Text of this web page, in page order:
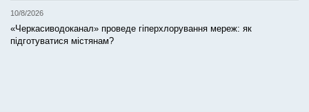
10/8/2026
«Черкасиводоканал» проведе гіперхлорування мереж: як
підготуватися містянам?